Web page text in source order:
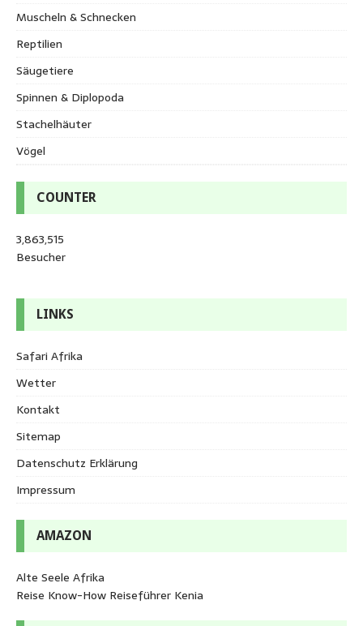
Muscheln & Schnecken
Reptilien
Säugetiere
Spinnen & Diplopoda
Stachelhäuter
Vögel
COUNTER
3,863,515
Besucher
LINKS
Safari Afrika
Wetter
Kontakt
Sitemap
Datenschutz Erklärung
Impressum
AMAZON
Alte Seele Afrika
Reise Know-How Reiseführer Kenia